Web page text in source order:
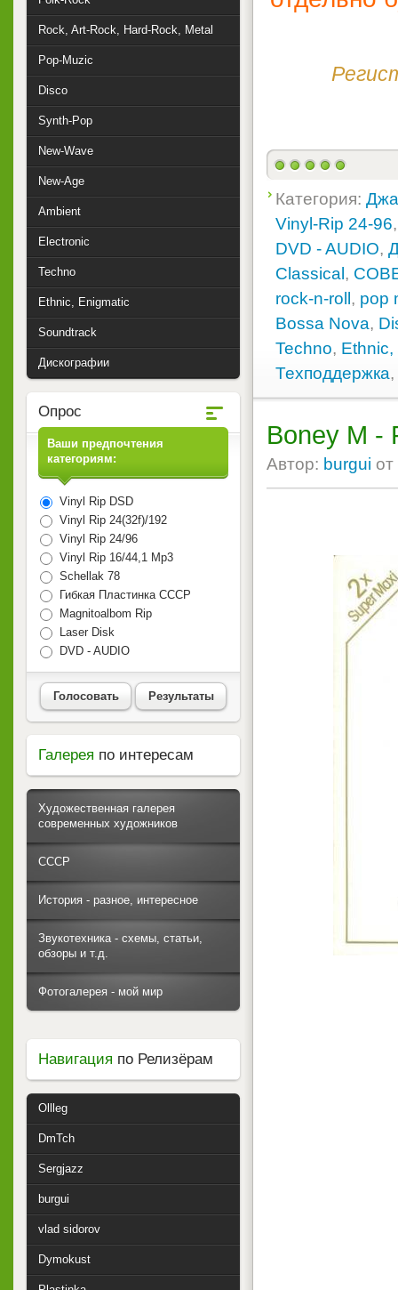
Категория:
Vinyl-Rip 24-96
DVD - AUDIO,
Classical ,
rock-n-roll , pop
Bossa Nova,
Techno,
Техподдержка,
Boney M -
Автор: burgui от
Rock, Art-Rock, Hard-Rock, Metal
Pop-Muzic
Disco
Synth-Pop
New-Wave
New-Age
Ambient
Electronic
Techno
Ethnic, Enigmatic
Soundtrack
Дискографии
Опрос
Ваши предпочтения
категориям:
Vinyl Rip DSD
Vinyl Rip 24(32f)/192
Vinyl Rip 24/96
Vinyl Rip 16/44,1 Mp3
Schellak 78
Гибкая Пластинка СССР
Magnitoalbom Rip
Laser Disk
DVD - AUDIO
Голосовать Результаты
Галерея по интересам
Художественная галерея
современных художников
СССР
История - разное, интересное
Звукотехника - схемы, статьи,
обзоры и т.д.
Фотогалерея - мой мир
Навигация по Релизёрам
Ollleg
DmTch
Sergjazz
burgui
vlad sidorov
Dymokust